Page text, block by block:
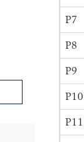
P7
P8
P9
P10
P11